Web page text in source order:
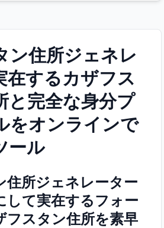
ン住所ジェネレ
在するカザフス
と完全な身分プ
をオンラインで
ール
住所ジェネレーター
して実在するフォー
フスタン住所を素早